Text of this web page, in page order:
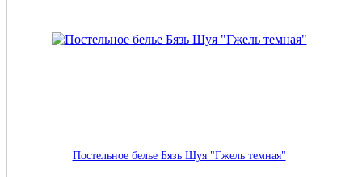
Постельное белье Бязь Шуя "Гжель темная"